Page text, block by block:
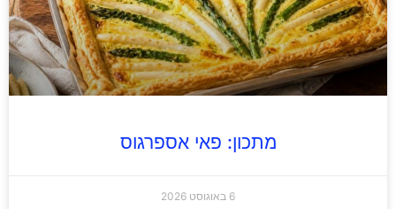
מתכון: פאי אספרגוס
6 באוגוסט 2026